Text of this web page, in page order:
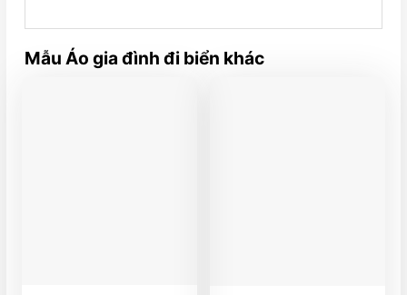
Mẫu Áo gia đình đi biển khác